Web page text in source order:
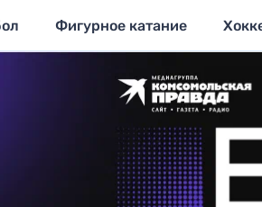
Фигурное катание